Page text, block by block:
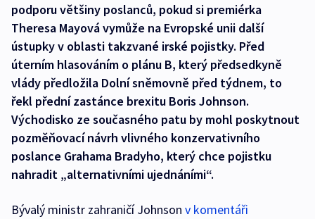
podporu většiny poslanců, pokud si premiérka
Theresa Mayová vymůže na Evropské unii další
ústupky v oblasti takzvané irské pojistky. Před
úterním hlasováním o plánu B, který předsedkyně
vlády předložila Dolní sněmovně před týdnem, to
řekl přední zastánce brexitu Boris Johnson.
Východisko ze současného patu by mohl poskytnout
pozměňovací návrh vlivného konzervativního
poslance Grahama Bradyho, který chce pojistku
nahradit „alternativními ujednáními“.
Bývalý ministr zahraničí Johnson v komentáři